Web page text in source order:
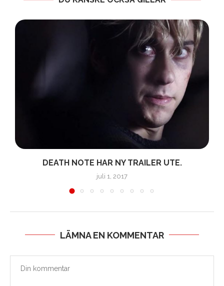
DEATH NOTE HAR NY TRAILER UTE.
juli 1, 2017
LÄMNA EN KOMMENTAR